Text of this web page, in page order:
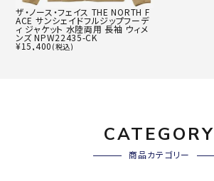
ザ・ノース・フェイス THE NORTH F
ACE サンシェイドフルジップフーデ
ィ ジャケット 水陸両用 長袖 ウィメ
ンズ NPW22435-CK
¥15,400 (税込)
CATEGORY
商品カテゴリー